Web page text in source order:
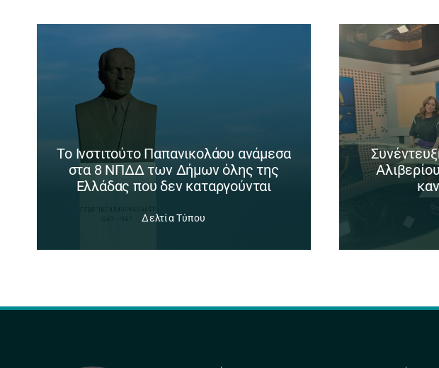
Το Ινστιτούτο Παπανικολάου ανάμεσα
στα 8 ΝΠΔΔ των Δήμων όλης της
Ελλάδας που δεν καταργούνται
Δελτία Τύπου